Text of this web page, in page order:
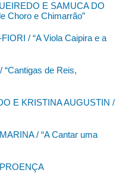
E SAMUCA DO
Choro e Chimarrão”
/ “A Viola Caipira e a
de Reis,
E KRISTINA AUGUSTIN /
/ “A Cantar uma